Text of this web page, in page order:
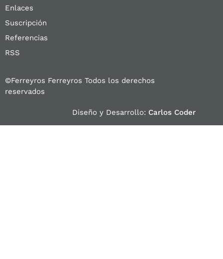
Enlaces
Suscripción
Referencias
RSS
©Ferreyros Ferreyros Todos los derechos
reservados
Diseño y Desarrollo: Carlos Coder